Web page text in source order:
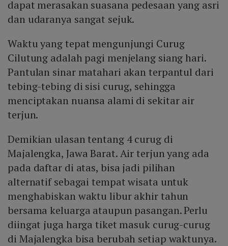
dapat merasakan suasana pedesaan yang asri
dan udaranya sangat sejuk.
Waktu yang tepat mengunjungi Curug
Cilutung adalah pagi menjelang siang hari.
Pantulan sinar matahari akan terpantul dari
tebing-tebing di sisi curug, sehingga
menciptakan nuansa alami di sekitar air
terjun.
Demikian ulasan tentang 4 curug di
Majalengka, Jawa Barat. Air terjun yang ada
pada daftar di atas, bisa jadi pilihan
alternatif sebagai tempat wisata untuk
menghabiskan waktu libur akhir tahun
bersama keluarga ataupun pasangan. Perlu
diingat juga harga tiket masuk curug-curug
di Majalengka bisa berubah setiap waktunya.